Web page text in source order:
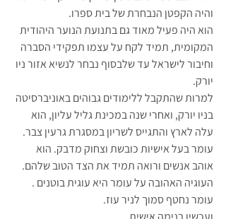
והיה הקפטן הנבחרת של בית ספרו.
הוא היה פעיל מאוד גם בתנועת הנוער היהודית
המקומית, תמיד לקח על עצמו תפקידי הסברה
וחיבור לישראל עד שלבסוף נבחר ‎לנשיא אזור ניו
יורק.
למרות שהתקבל ללימודים גבוהים באוניברסיטה
בניו יורק, ואחרי שנה במכינת גליל עליון, הוא
עלה לארץ והתגייס לשריון במסגרת גרעין צבר.
עומר בעל אישיות כובשת וצחוק מדבק. הוא
אוהב אנשים ורואה תמיד את הצד הטוב שלהם.
העוגיה האהובה על עומר היא עוגית בוטנים .